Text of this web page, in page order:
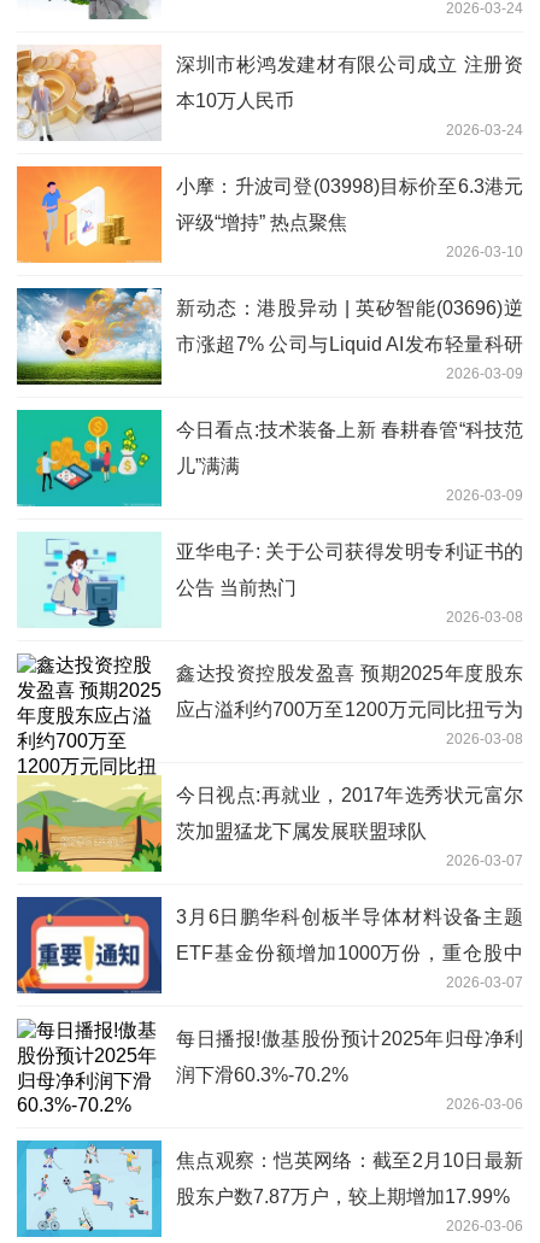
2026-03-24
深圳市彬鸿发建材有限公司成立 注册资
本10万人民币
2026-03-24
小摩：升波司登(03998)目标价至6.3港元
评级“增持” 热点聚焦
2026-03-10
新动态：港股异动 | 英矽智能(03696)逆
市涨超7% 公司与Liquid AI发布轻量科研
基础模型 今日起正式进入港股通2026-03-09
今日看点:技术装备上新 春耕春管“科技范
儿”满满
2026-03-09
亚华电子: 关于公司获得发明专利证书的
公告 当前热门
2026-03-08
鑫达投资控股发盈喜 预期2025年度股东
应占溢利约700万至1200万元同比扭亏为
2026-03-08
今日视点:再就业，2017年选秀状元富尔
茨加盟猛龙下属发展联盟球队
2026-03-07
3月6日鹏华科创板半导体材料设备主题
ETF基金份额增加1000万份，重仓股中
2026-03-07
每日播报!傲基股份预计2025年归母净利
润下滑60.3%-70.2%
2026-03-06
焦点观察：恺英网络：截至2月10日最新
股东户数7.87万户，较上期增加17.99%
2026-03-06